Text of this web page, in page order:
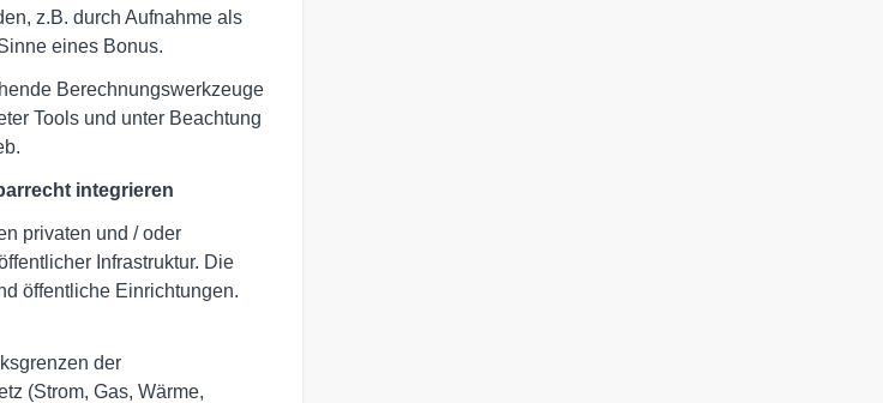
z.B. durch Aufnahme als
eines Bonus.
Berechnungswerkzeuge
Tools und unter Beachtung
integrieren
privaten und / oder
Infrastruktur. Die
öffentliche Einrichtungen.
der
(Strom, Gas, Wärme,